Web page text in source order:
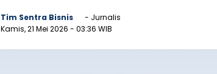
Tim Sentra Bisnis
- Jurnalis
Kamis, 21 Mei 2026 - 03:36 WIB